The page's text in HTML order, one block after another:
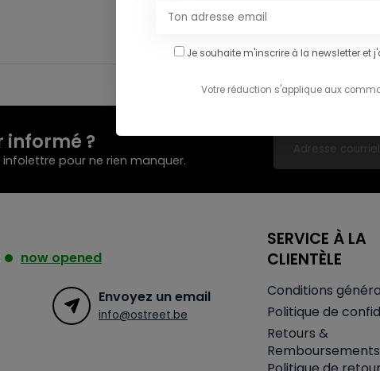
Livraison gratuite en
informé ?
pour ne rien manquer.
now opened
Envoyez un email
info@ostreet.be
SERVICE À LA
CLIENTÈLE
Conditions
Politique de
Retours &
Je souhaite m'inscrire à la newsletter et
Votre réduction s'applique aux